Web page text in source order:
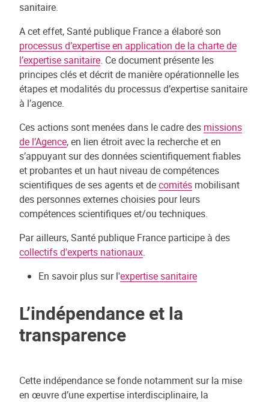
sanitaire.
A cet effet, Santé publique France a élaboré son
processus d’expertise en application de la charte de
l’expertise sanitaire. Ce document présente les
principes clés et décrit de manière opérationnelle les
étapes et modalités du processus d’expertise sanitaire
à l’agence.
Ces actions sont menées dans le cadre des missions
de l’Agence, en lien étroit avec la recherche et en
s’appuyant sur des données scientifiquement fiables
et probantes et un haut niveau de compétences
scientifiques de ses agents et decomités mobilisant
des personnes externes choisies pour leurs
compétences scientifiques et/ou techniques.
Par ailleurs, Santé publique France participe à des
collectifs d'experts nationaux.
En savoir plus sur l'expertise sanitaire
L’indépendance et la
transparence
Cette indépendance se fonde notamment sur la mise
en œuvre d’une expertise interdisciplinaire, la